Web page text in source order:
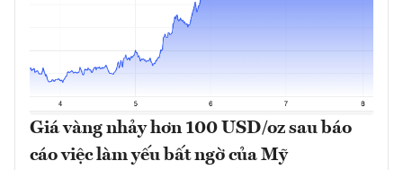
Giá vàng nhảy hơn 100 USD/oz sau báo
cáo việc làm yếu bất ngờ của Mỹ